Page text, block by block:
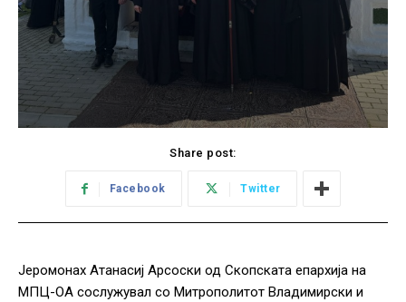
Share post:
Facebook Twitter
Јеромонах Атанасиј Арсоски од Скопската епархија на
МПЦ-ОА сослужувал со Митрополитот Владимирски и